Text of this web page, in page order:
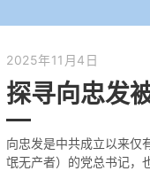
2025年11月4日
探寻向忠发
向忠发是中共成立以来仅
氓无产者）的党总书记，